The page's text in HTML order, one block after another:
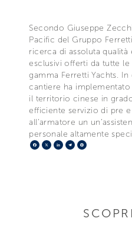
Secondo Giuseppe
Pacific del Gruppo
ricerca di assoluta qualità
esclusivi offerti da tutte
gamma Ferretti Yachts.
cantiere ha
il territorio cinese in
efficiente servizio di pre
all’armatore un
personale altamente
Facebook
X LinkedIn
Telegram